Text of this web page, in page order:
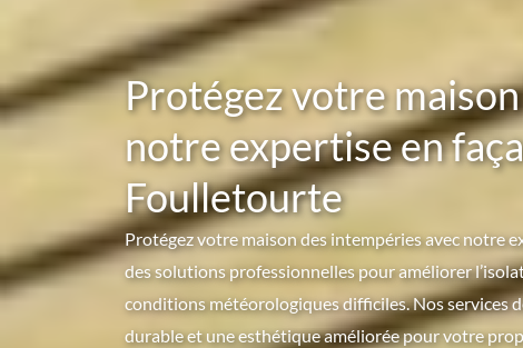
Protégez votre
notre expertise en
Foulletourte
Protégez votre maison des intempéries avec notre
des solutions professionnelles pour améliorer
conditions météorologiques difficiles. Nos services
durable et une esthétique améliorée pour votre